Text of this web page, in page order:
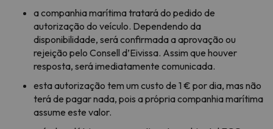
a companhia marítima tratará do pedido de
autorização do veículo. Dependendo da
disponibilidade, será confirmada a aprovação ou
rejeição pelo Consell d’Eivissa. Assim que houver
resposta, será imediatamente comunicada.
esta autorização tem um custo de 1 € por dia, mas não
terá de pagar nada, pois a própria companhia marítima
assume este valor.